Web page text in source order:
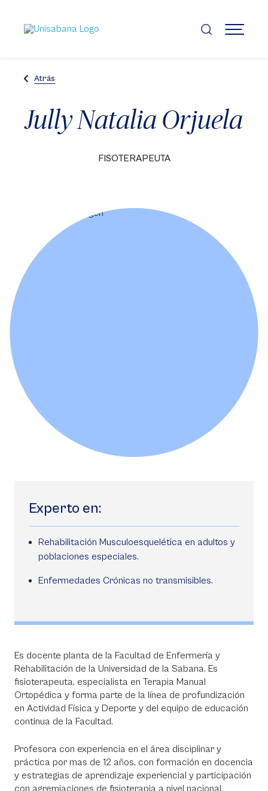
contenido
principal
MENÚ
Atrás
Jully Natalia Orjuela
FISOTERAPEUTA
Experto en:
Rehabilitación Musculoesquelética en adultos y
poblaciones especiales.
Enfermedades Crónicas no transmisibles.
Es docente planta de la Facultad de Enfermería y
Rehabilitación de la Universidad de la Sabana. Es
fisioterapeuta, especialista en Terapia Manual
Ortopédica y forma parte de la línea de profundización
en Actividad Física y Deporte y del equipo de educación
continua de la Facultad.
Profesora con experiencia en el área disciplinar y
práctica por mas de 12 años, con formación en docencia
y estrategias de aprendizaje experiencial y participación
con agremiaciones de fisioterapia a nivel nacional.